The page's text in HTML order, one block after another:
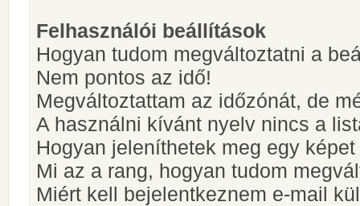
Felhasználói beállítások
Hogyan tudom megváltoztatni a
Nem pontos az idő!
Megváltoztattam az időzónát, de
A használni kívánt nyelv nincs a
Hogyan jeleníthetek meg egy
Mi az a rang, hogyan tudom
Miért kell bejelentkeznem e-mail